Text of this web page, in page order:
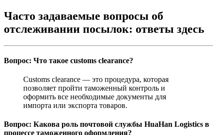
Часто задаваемые вопросы об
отслеживании посылок: ответы здесь
Вопрос: Что такое customs clearance?
Customs clearance — это процедура, которая
позволяет пройти таможенный контроль и
оформить все необходимые документы для
импорта или экспорта товаров.
Вопрос: Какова роль почтовой службы HuaHan Logistics в
процессе таможенного оформления?